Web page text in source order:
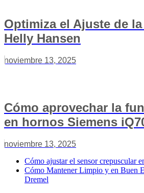
Optimiza el Ajuste de
Helly Hansen
noviembre 13, 2025
Cómo aprovechar la
en hornos Siemens
noviembre 13, 2025
Cómo ajustar el sensor crepuscular
Cómo Mantener Limpio y en Buen
Dremel